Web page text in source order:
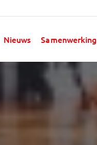
Nieuws Samenwerking